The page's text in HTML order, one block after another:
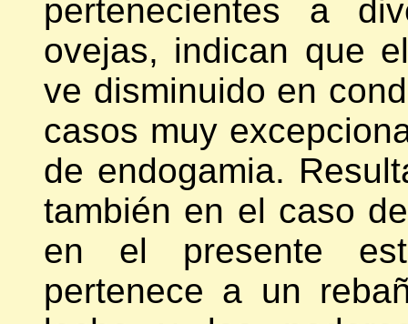
pertenecientes a
ovejas, indican que
ve disminuido en
casos muy
de endogamia.
también en el caso
en el presente
pertenece a un